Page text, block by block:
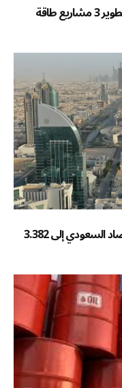
بإشراف وزارة الطاقة.. اتفاقيات سعودية لتطوير 3 مشاريع طاقة
بزيادة 6.7%.. ارتفاع السيولة النقدية بالاقتصاد السعودي إلى 3.382